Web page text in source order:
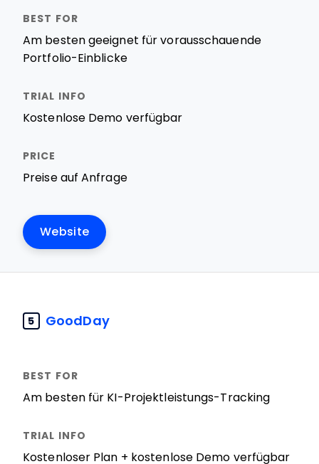
Am besten geeignet für vorausschauende
Portfolio-Einblicke
Kostenlose Demo verfügbar
Preise auf Anfrage
Website
5 GoodDay
Am besten für KI-Projektleistungs-Tracking
Kostenloser Plan + kostenlose Demo verfügbar